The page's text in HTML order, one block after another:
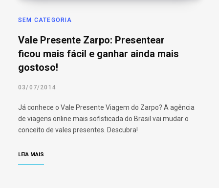
SEM CATEGORIA
Vale Presente Zarpo: Presentear
ficou mais fácil e ganhar ainda mais
gostoso!
03/07/2014
Já conhece o Vale Presente Viagem do Zarpo? A agência
de viagens online mais sofisticada do Brasil vai mudar o
conceito de vales presentes. Descubra!
LEIA MAIS